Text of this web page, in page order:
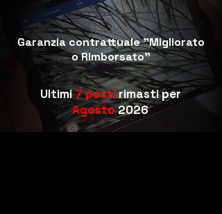
Garanzia contrattuale "Migliorato
o Rimborsato"
Ultimi7postirimasti per
Agosto2026